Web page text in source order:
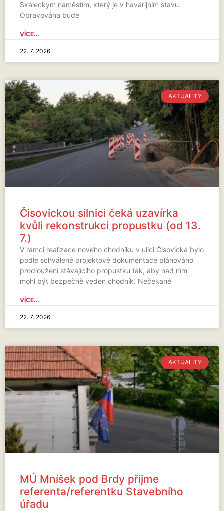
Skaleckým náměstím, který je v havarijním stavu.
Opravována bude
VÍCE...
22. 7. 2026
AKTUALITY
Čisovickou silnici čeká uzavírka
kvůli rekonstrukci propustku (od 13.
7.)
V rámci realizace nového chodníku v ulici Čisovická bylo
podle schválené projektové dokumentace plánováno
prodloužení stávajícího propustku tak, aby nad ním
mohl být bezpečně veden chodník. Nečekané
VÍCE...
22. 7. 2026
AKTUALITY
MÚ Mníšek pod Brdy přijme
referenta/referentku Stavebního
úřadu